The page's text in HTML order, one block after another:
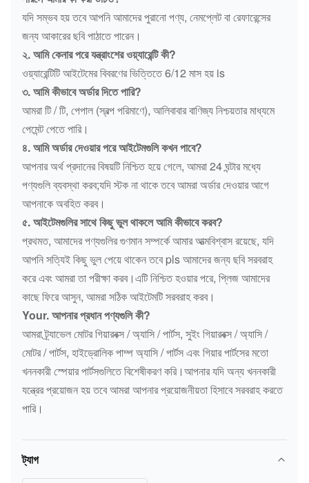
যদি সম্ভব হয় তবে আপনি আমাদের পুরানো পণ্য, নেমপ্লেট বা রেফারেন্সের
জন্য আকারের ছবি পাঠাতে পারেন।
২. আমি কেনার পরে যন্ত্রাংশের ওয়্যারেন্টি কী?
ওয়্যারেন্টিটি আইটেমের বিবরণের ভিত্তিতে 6/12 মাস হয় is
৩. আমি কীভাবে অর্ডার দিতে পারি?
আমরা টি / টি, পেপাল (স্বল্প পরিমাণে), আলিবাবার বাণিজ্য নিশ্চয়তার মাধ্যমে
পেমেন্ট পেতে পারি।
৪. আমি অর্ডার দেওয়ার পরে আইটেমগুলি কখন পাবে?
আপনার অর্থ প্রদানের বিষয়টি নিশ্চিত হয়ে গেলে, আমরা 24 ঘন্টার মধ্যে
পণ্যগুলি ব্যবস্থা করব;যদি স্টক না থাকে তবে আমরা অর্ডার দেওয়ার আগে
আপনাকে অবহিত করব।
৫. আইটেমগুলির সাথে কিছু ভুল থাকলে আমি কীভাবে করব?
প্রথমত, আমাদের পণ্যগুলির গুণমান সম্পর্কে আমার আত্মবিশ্বাস রয়েছে, যদি
আপনি সত্যিই কিছু ভুল পেয়ে থাকেন তবে pls আমাদের জন্য ছবি সরবরাহ
করে এবং আমরা তা পরীক্ষা করব।এটি নিশ্চিত হওয়ার পরে, প্লিজ আমাদের
কাছে ফিরে আসুন, আমরা সঠিক আইটেমটি সরবরাহ করব।
Your. আপনার প্রধান পণ্যগুলি কী?
আমরা ট্র্যাভেল মোটর গিয়ারবক্স / অ্যাসি / পার্টস, সুইং গিয়ারবক্স / অ্যাসি /
মোটর / পার্টস, হাইড্রোলিক পাম্প অ্যাসি / পার্টস এবং গিয়ার পার্টসের মতো
খননকারী স্পেয়ার পার্টসগুলিতে বিশেষীকরণ করি।আপনার যদি অন্য খননকারী
যন্ত্রের প্রয়োজন হয় তবে আমরা আপনার প্রয়োজনীয়তা হিসাবে সরবরাহ করতে
পারি।
ট্যাগ